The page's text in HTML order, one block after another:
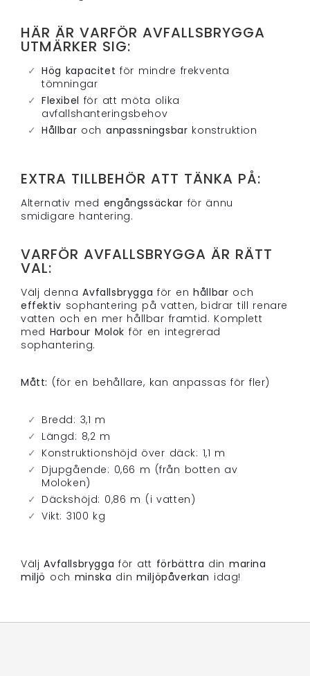
HÄR ÄR VARFÖR AVFALLSBRYGGA
UTMÄRKER SIG:
Hög kapacitet för mindre frekventa
tömningar
Flexibel för att möta olika
avfallshanteringsbehov
Hållbar ochanpassningsbar konstruktion
EXTRA TILLBEHÖR ATT TÄNKA PÅ:
Alternativ med engångssäckar för ännu
smidigare hantering.
VARFÖR AVFALLSBRYGGA ÄR RÄTT
VAL:
Välj dennaAvfallsbrygga för enhållbar och
effektiv sophantering på vatten, bidrar till renare
vatten och en mer hållbar framtid. Komplett
med Harbour Molok för en integrerad
sophantering.
Mått: (för en behållare, kan anpassas för fler)
Bredd: 3,1 m
Längd: 8,2 m
Konstruktionshöjd över däck: 1,1 m
Djupgående: 0,66 m (från botten av
Moloken)
Däckshöjd: 0,86 m (i vatten)
Vikt: 3100 kg
VäljAvfallsbrygga för att förbättra dinmarina
miljö och minska dinmiljöpåverkan idag!